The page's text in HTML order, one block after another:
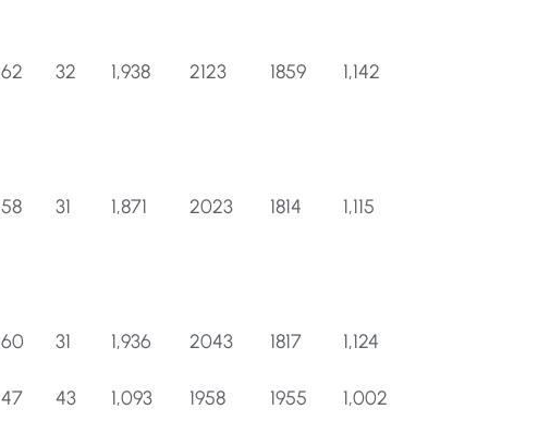
62 32 1,938 2123 1859 1,142
58 31 1,871 2023 1814 1,115
60 31 1,936 2043 1817 1,124
47 43 1,093 1958 1955 1,002